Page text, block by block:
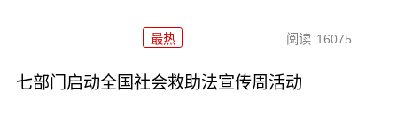
最热 阅读 16075
七部门启动全国社会救助法宣传周活动